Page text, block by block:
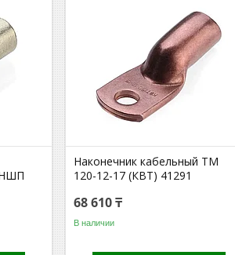
Наконечник кабельный ТМ
120-12-17 (КВТ) 41291
68 610 ₸
В наличии